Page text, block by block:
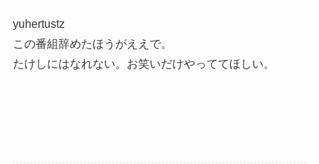
yuhertustz
この番組辞めたほうがええで。
たけしにはなれない。お笑いだけやっててほしい。